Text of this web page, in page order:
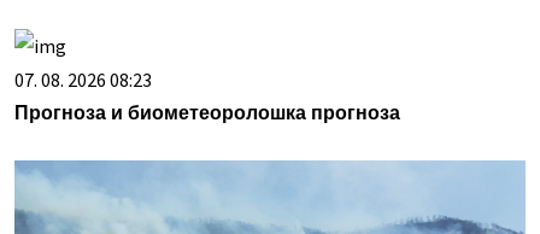
07. 08. 2026 08:23
Прогноза и биометеоролошка прогноза